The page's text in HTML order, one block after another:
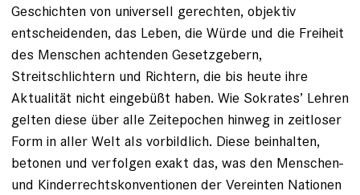
Geschichten von universell gerechten, objektiv
entscheidenden, das Leben, die Würde und die Freiheit
des Menschen achtenden Gesetzgebern,
Streitschlichtern und Richtern, die bis heute ihre
Aktualität nicht eingebüßt haben. Wie Sokrates’ Lehren
gelten diese über alle Zeitepochen hinweg in zeitloser
Form in aller Welt als vorbildlich. Diese beinhalten,
betonen und verfolgen exakt das, was den Menschen-
und Kinderrechtskonventionen der Vereinten Nationen